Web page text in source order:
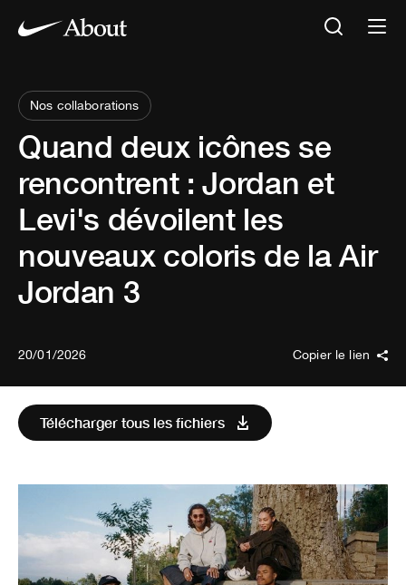
Nos collaborations
Quand deux icônes se
rencontrent : Jordan et
Levi's dévoilent les
nouveaux coloris de la Air
Jordan 3
20/01/2026 Copier le lien
Télécharger tous les fichiers